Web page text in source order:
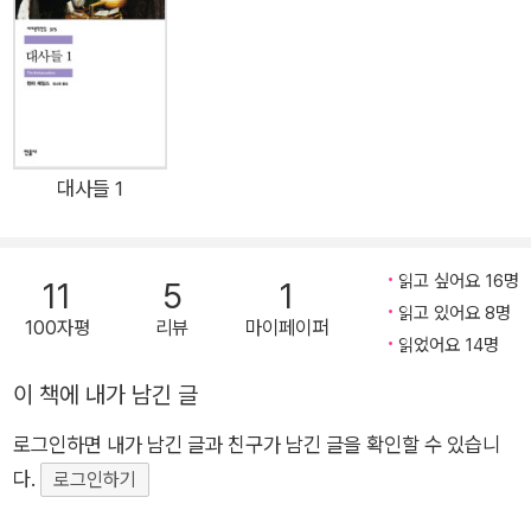
사란토니오와 나는 그런 이야기를 요청했다.”(「서문」에서) 작가
에 따라 도입하는 방식과 정도는 다르지만, 스물일곱 편 모두 비
일상성과 판타지라는 키워드로 묶일 수 있는 작품들이다. J. R.
판타지문학이란 허구의 세계를 마음껏 펼칠 수 있는 토양인 동시
에 암묵적으로 약속된 세계관과 장르 법칙을 독자들과 공유하는
당원 모임에서 만난 매력적인 여성에 의해 뱀파이어가 되어버린
주인공을 그린 월터 모슬리의 「주브널 닉스」 등이 그 전형을 따르
며 장르적 쾌감을 자아내고, 마술적 사실주의 작가 팀 파워스의
「평행선」은 오컬트물의 단골 소재인 위저보드를 비틀어 색다른
문을 수상한 닐 게이먼의 「진실은 검은 산의 동굴」은 잉글랜드와
스코틀랜드의 역사적 배경을 모티프로 삼아, 황금이 가득하다고
대사들 1
11
100자평
5
리뷰
1
마이페이퍼
읽고 싶어요 16명
읽고 있어요 8명
읽었어요 14명
이 책에 내가 남긴 글
로그인하면 내가 남긴 글과 친구가 남긴 글을 확인할 수 있습니
다.
로그인하기